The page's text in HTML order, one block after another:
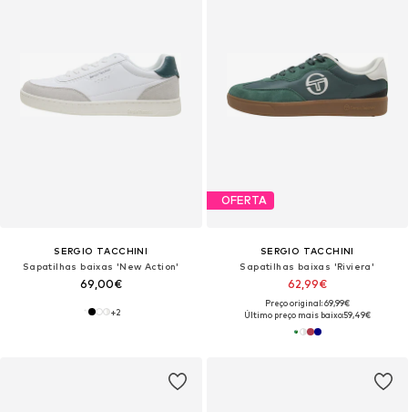
SERGIO TACCHINI
Sapatilhas baixas 'New Action'
69,00€
+2
OFERTA
SERGIO TACCHINI
Sapatilhas baixas 'Riviera'
62,99€
Preço original: 69,99€
Último preço mais baixo:59,49€